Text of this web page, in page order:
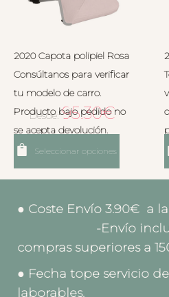
2020 Capota polipiel Rosa
Consúltanos para verificar
tu modelo de carro.
Producto bajo pedido no
se acepta devolución.
Desde:95.30€
Seleccionar opciones
● Coste Envío 3.90€
-Envío
compras superiores a
● Fecha tope servicio
laborables.